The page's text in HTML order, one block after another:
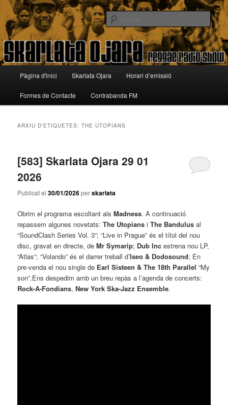
Aneu
contingut
principal
Aneu
contingut
secundariSkarlata Ojara
Reggae Radio Show
Cerca
principal
Pàgina d'inici Skarlata Ojara Horari d’emissió
Formes de Contacte Contrabanda FM
ARXIU D'ETIQUETES:THE UTOPIANS
[583] Skarlata Ojara 29 01
2026
Publicat el30/01/2026perskarlata
Obrim el programa escoltant alsMadness. A continuació
repassem algunes novetats:The Utopians iThe Bandulus al
“SoundClash Series Vol. 3”; “Live in Prague” és el títol del nou
disc, gravat en directe, deMr Symarip; Dub Inc estrena nou LP,
“Atlas”; “Volando” és el darrer treball d’Iseo & Dodosound; En
pre-venda el nou single de Earl Sisteen & The 18th Parallel “My
son”.Ens despedim amb un breu repàs a l’agenda de concerts:
Rock-A-Fondians,New York Ska-Jazz Ensemble.